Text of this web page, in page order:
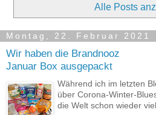
Alle Posts
Montag, 22. Februar 2021
Wir haben die Brandnooz
Januar Box ausgepackt
Während ich im letzten
über Corona-Winter-
die Welt schon wieder